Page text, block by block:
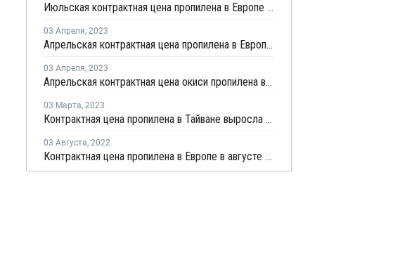
Июльская контрактная цена пропилена в Европе снизилась на EUR50 за тонну
03 Апреля, 2023
Апрельская контрактная цена пропилена в Европе снизилась на EUR40 за тонну
03 Апреля, 2023
Апрельская контрактная цена окиси пропилена в Европе снизилась на EUR32 за тонну
03 Марта, 2023
Контрактная цена пропилена в Тайване выросла в феврале
03 Августа, 2022
Контрактная цена пропилена в Европе в августе снизилась на EUR85 за тонну